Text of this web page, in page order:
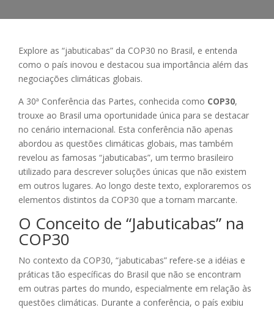
Explore as “jabuticabas” da COP30 no Brasil, e entenda
como o país inovou e destacou sua importância além das
negociações climáticas globais.
A 30ª Conferência das Partes, conhecida como COP30,
trouxe ao Brasil uma oportunidade única para se destacar
no cenário internacional. Esta conferência não apenas
abordou as questões climáticas globais, mas também
revelou as famosas “jabuticabas”, um termo brasileiro
utilizado para descrever soluções únicas que não existem
em outros lugares. Ao longo deste texto, exploraremos os
elementos distintos da COP30 que a tornam marcante.
O Conceito de “Jabuticabas” na
COP30
No contexto da COP30, “jabuticabas” refere-se a idéias e
práticas tão específicas do Brasil que não se encontram
em outras partes do mundo, especialmente em relação às
questões climáticas. Durante a conferência, o país exibiu